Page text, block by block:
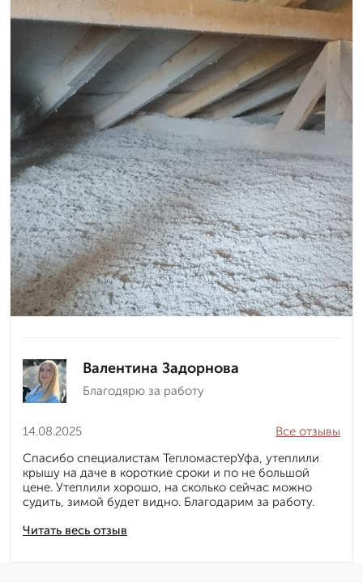
Валентина Задорнова
Благодярю за работу
14.08.2025
Читать весь отзыв
Все отзывы
Спасибо специалистам ТепломастерУфа, утеплили
крышу на даче в короткие сроки и по не большой
цене. Утеплили хорошо, на сколько сейчас можно
судить, зимой будет видно. Благодарим за работу.